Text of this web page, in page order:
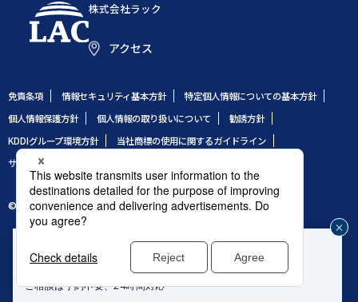
企業や組織のセキュリティ事故発生時はこちら
緊急対応窓口：サイバー救急センター ®
ご相談は予約不要、24時間対応
株式会社ラック
アクセス
免責条項 情報セキュリティ基本方針
特定個人情報についての基本方針
個人情報保護方針
個人情報の取り扱いについて
勧誘方針
KDDIグループ環境方針
当社商標の使用に関するガイドライン
サイトのご利用条件
© 1995 LAC Co., Ltd.